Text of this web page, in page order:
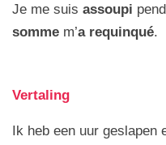
Je me suis assoupi
somme m’a requinqué.
Vertaling
Ik heb een uur geslapen